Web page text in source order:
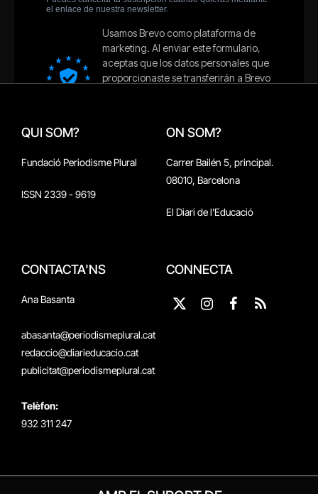
QUI SOM?
Fundació Periodisme Plural
ISSN 2339 - 9619
ON SOM?
Carrer Bailén 5, principal.
08010, Barcelona
El Diari de l'Educació
CONTACTA'NS
Ana Basanta
abasanta@periodismeplural.cat
redaccio@diarieducacio.cat
publicitat@periodismeplural.cat
Telèfon:
932 311 247
CONNECTA
X
Instagram
Facebook
RSS